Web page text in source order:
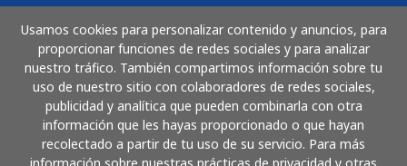
Usamos cookies para personalizar contenido y anuncios, para
proporcionar funciones de redes sociales y para analizar
nuestro tráfico. También compartimos información sobre tu
uso de nuestro sitio con colaboradores de redes sociales,
publicidad y analítica que pueden combinarla con otra
información que les hayas proporcionado o que hayan
recolectado a partir de tu uso de su servicio. Para más
Cómo funciona
Paga con